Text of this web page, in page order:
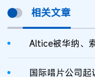
相关文章